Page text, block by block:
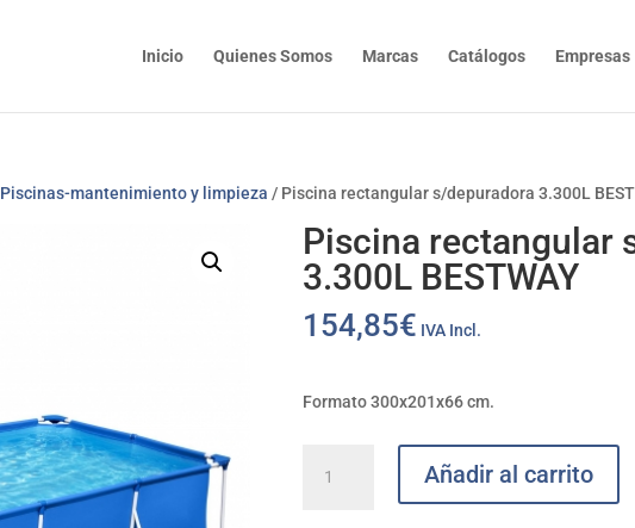
Inicio Quienes Somos Marcas Catálogos Empresas
Piscinas-mantenimiento y limpieza / Piscina rectangular s/depuradora 3.300L
Piscina rectangular
3.300L BESTWAY
154,85€ IVA Incl.
Formato 300x201x66 cm.
rectangular
Añadir al carrito